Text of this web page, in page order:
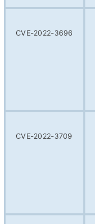
CVE-2022-3696
CVE-2022-3709